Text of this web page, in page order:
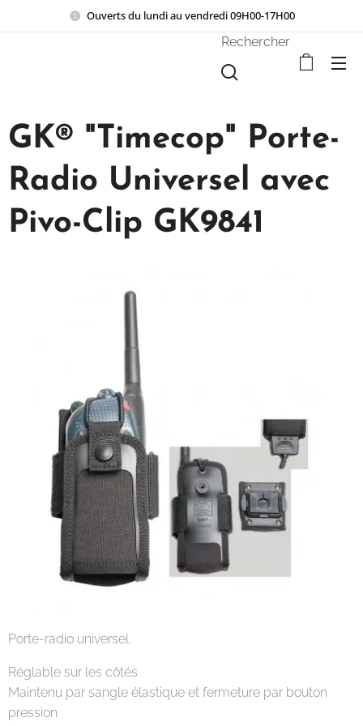
Ouverts du lundi au vendredi 09H00-17H00
Rechercher
GK® "Timecop" Porte-
Radio Universel avec
Pivo-Clip GK9841
Porte-radio universel.
Réglable sur les côtés
Maintenu par sangle élastique et fermeture par bouton
pression